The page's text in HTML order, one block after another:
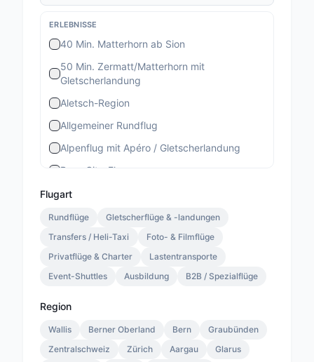
ERLEBNISSE
40 Min. Matterhorn ab Sion
50 Min. Zermatt/Matterhorn mit
Gletscherlandung
Aletsch-Region
Allgemeiner Rundflug
Alpenflug mit Apéro / Gletscherlandung
Bern-City-Flug
Berner Stadtrundflug
Berner-Altstadt-Flug
Bernina-Gletscherflug
Bietschhorn-Region
Eiger-Mönch-Jungfrau
Gourmet Special
Gourmet Standard
Lauterbrunnen 13 Min.
Flugart
Rundflüge
Gletscherflüge & -landungen
Transfers / Heli-Taxi
Foto- & Filmflüge
Privatflüge & Charter
Lastentransporte
Event-Shuttles
Ausbildung B2B / Spezialflüge
Region
Wallis Berner Oberland Bern
Graubünden
Zentralschweiz
Zürich Aargau
Glarus